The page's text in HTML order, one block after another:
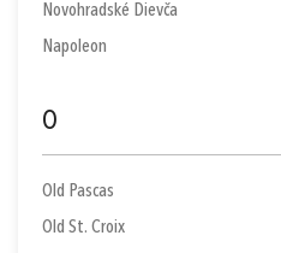
Novohradské Dievča
Napoleon
O
Old Pascas
Old St. Croix